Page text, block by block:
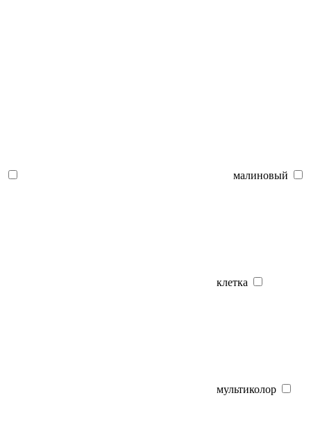
малиновый
клетка
мультиколор